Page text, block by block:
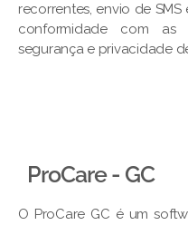
recorrentes, envio de
conformidade com as
segurança e privacidade
ProCare - GC
O ProCare GC é um